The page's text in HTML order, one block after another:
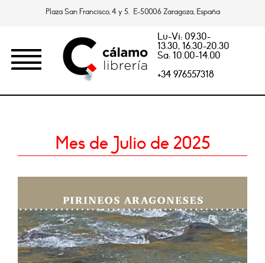
Plaza San Francisco, 4 y 5. E-50006 Zaragoza, España
Lu-Vi: 09.30-
13.30, 16.30-20.30
Sa: 10.00-14.00
+34 976557318
Mes de Julio de 2025